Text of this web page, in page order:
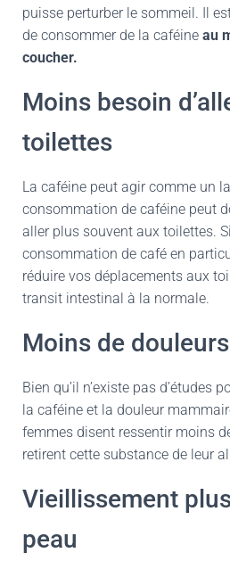
puisse perturber le sommeil. Il
de consommer de la caféine au
coucher.
Moins besoin
toilettes
La caféine peut agir comme un
consommation de caféine peut
aller plus souvent aux toilettes.
consommation de café en
réduire vos déplacements aux
transit intestinal à la normale.
Moins de
Bien qu’il n’existe pas d’études
la caféine et la douleur
femmes disent ressentir moins
retirent cette substance de leur
Vieillissement
peau